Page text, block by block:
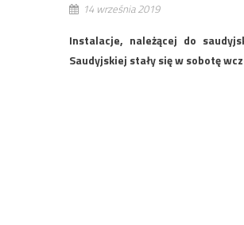
14 września 2019
Instalacje, należącej do
Saudyjskiej stały się w sobotę